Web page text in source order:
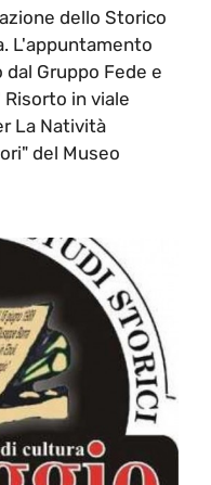
dello Storico
L'appuntamento
Gruppo Fede e
Risorto in viale
La Natività
del Museo